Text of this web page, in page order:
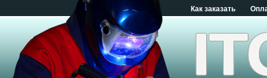
Как заказать